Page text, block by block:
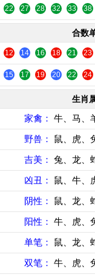
22 27 28 32 33 38
合数
12 14 16 18 21 23
15 17 19 20 22 24
生肖
家禽： 牛、马、
野兽： 鼠、虎、
吉美： 兔、龙、
凶丑： 鼠、牛、
阴性： 鼠、龙、
阳性： 牛、虎、
单笔： 鼠、龙、
双笔： 牛、虎、